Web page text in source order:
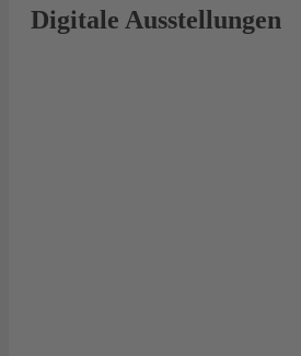
Digitale Ausstellungen